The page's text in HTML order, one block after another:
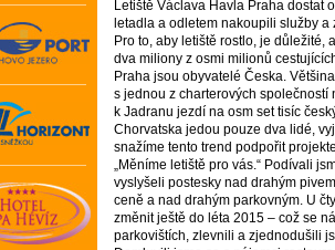
Letiště Václava Havla Praha dostat
letadla a odletem nakoupili služby a
Pro to, aby letiště rostlo, je důležité,
dva miliony z osmi milionů
Praha jsou obyvatelé Česka.
s jednou z charterových
k Jadranu jezdí na osm set tisíc
Chorvatska jedou pouze dva lidé,
snažíme tento trend podpořit
„Měníme letiště pro vás.“ Podívali
vyslyšeli postesky nad drahým
ceně a nad drahým parkovným. U
změnit ještě do léta 2015 – což se
parkovištích, zlevnili a zjednodušili